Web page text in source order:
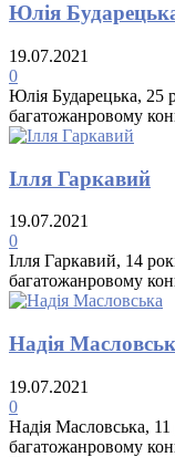
Юлія
19.07.2021
0
Юлія Бударецька, 25
багатожанровому
Ілля Гаркавий
19.07.2021
0
Ілля Гаркавий, 14
багатожанровому
Надія
19.07.2021
0
Надія Масловська,
багатожанровому